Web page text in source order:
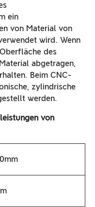
ein
von Material von
wird. Wenn
des
abgetragen,
Beim CNC-
zylindrische
werden.
von